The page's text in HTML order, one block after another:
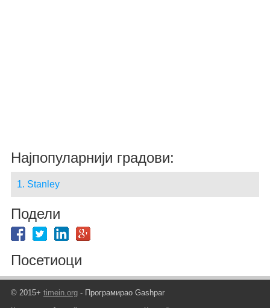
Најпопуларнији градови:
1. Stanley
Подели
Посетиоци
© 2015+ timein.org- Програмирао Gashpar